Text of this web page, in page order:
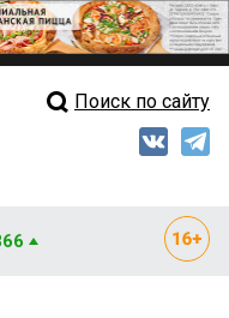
Свежий выпускПоиск по сайту